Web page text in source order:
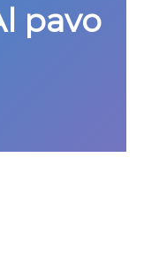
pavo